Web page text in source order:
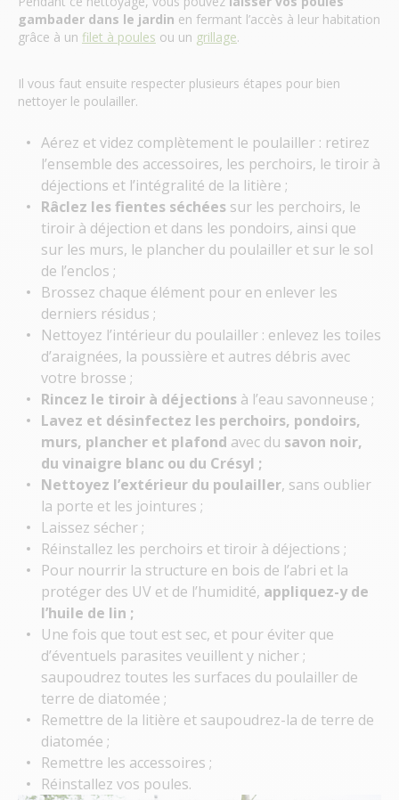
gambader dans le jardin en fermant l’accès à leur habitation
grâce à un filet à poules ou un grillage.
Il vous faut ensuite respecter plusieurs étapes pour bien
nettoyer le poulailler.
Aérez et videz complètement le poulailler : retirez
l’ensemble des accessoires, les perchoirs, le tiroir à
déjections et l’intégralité de la litière ;
Râclez les fientes séchées sur les perchoirs, le
tiroir à déjection et dans les pondoirs, ainsi que
sur les murs, le plancher du poulailler et sur le sol
de l’enclos ;
Brossez chaque élément pour en enlever les
derniers résidus ;
Nettoyez l’intérieur du poulailler : enlevez les toiles
d’araignées, la poussière et autres débris avec
votre brosse ;
Rincez le tiroir à déjections à l’eau savonneuse ;
Lavez et désinfectez les perchoirs, pondoirs,
murs, plancher et plafond avec du savon noir,
du vinaigre blanc ou du Crésyl ;
Nettoyez l’extérieur du poulailler, sans oublier
la porte et les jointures ;
Laissez sécher ;
Réinstallez les perchoirs et tiroir à déjections ;
Pour nourrir la structure en bois de l’abri et la
protéger des UV et de l’humidité, appliquez-y de
l’huile de lin ;
Une fois que tout est sec, et pour éviter que
d’éventuels parasites veuillent y nicher ;
saupoudrez toutes les surfaces du poulailler de
terre de diatomée ;
Remettre de la litière et saupoudrez-la de terre de
diatomée ;
Remettre les accessoires ;
Réinstallez vos poules.